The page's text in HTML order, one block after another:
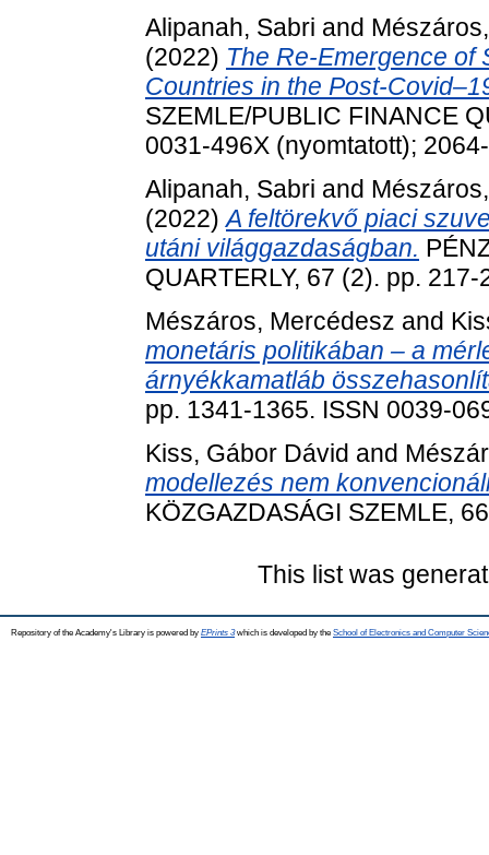
Alipanah, Sabri and
(2022) The Re-Emergence of
Countries in the Post-
SZEMLE/PUBLIC FINANCE
0031-496X (nyomtatott);
Alipanah, Sabri and
(2022)A feltörekvő piaci
utáni világgazdaságban.
QUARTERLY, 67 (2). pp.
Mészáros, Mercédesz and
monetáris politikában – a
árnyékkamatláb
pp. 1341-1365. ISSN 0039-
Kiss, Gábor Dávid and
modellezés nem
KÖZGAZDASÁGI SZEMLE,
This list was
Repository of the Academy's Library is powered by EPrints 3which is developed by the School of Electronics and Computer